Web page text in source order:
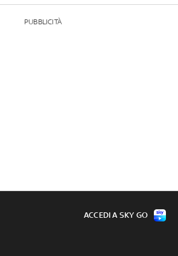
PUBBLICITÀ
ACCEDI A SKY GO